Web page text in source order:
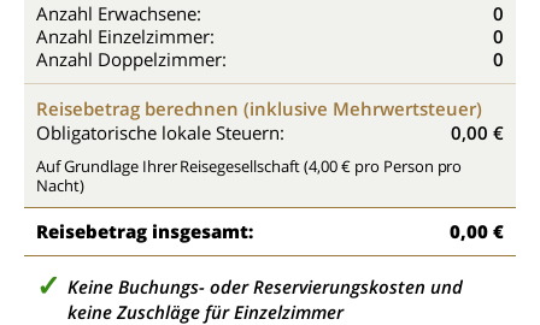
Anzahl Erwachsene:
0
Anzahl Einzelzimmer:
0
Anzahl Doppelzimmer:
0
Reisebetrag berechnen (inklusive Mehrwertsteuer)
Obligatorische lokale Steuern:
0,00 €
Auf Grundlage Ihrer Reisegesellschaft (4,00 € pro Person pro
Nacht)
Reisebetrag insgesamt: 0,00 €
Keine Buchungs- oder Reservierungskosten und
keine Zuschläge für Einzelzimmer